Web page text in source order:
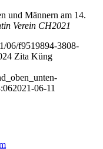
und Männern am 14.
Verein CH2021
06/f9519894-3808-
Zita Küng
2021-06-11